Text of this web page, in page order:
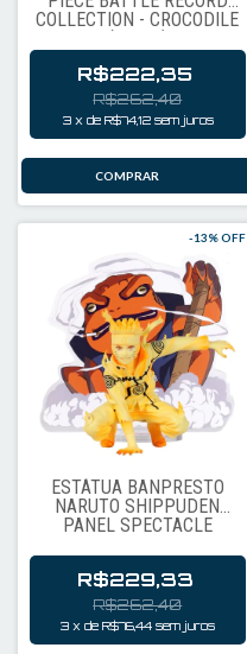
COLLECTION - CROCODILE
(93014)
R$222,35
R$262,40
3 x de R$74,12 sem juros
ESTÁTUA BANPRESTO
NARUTO SHIPPUDEN
PANEL SPECTACLE
NARUTO (97839)
-13% OFF
R$229,33
R$262,40
3 xdeR$76,44 sem juros